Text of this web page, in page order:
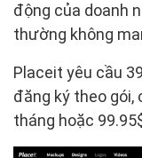
động của doanh
thường không
Placeit yêu cầu
đăng ký theo gói,
tháng hoặc